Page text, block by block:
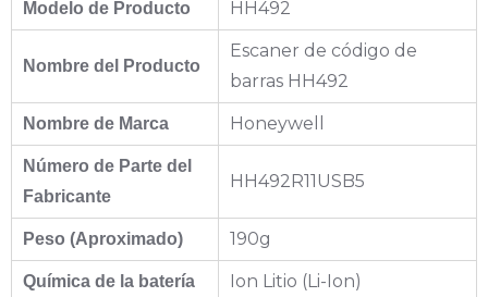
Modelo de Producto HH492
Nombre del Producto
Escaner de código de
barras HH492
Nombre de Marca Honeywell
Número de Parte del
Fabricante
HH492R11USB5
Peso (Aproximado) 190g
Química de la batería Ion Litio (Li-Ion)